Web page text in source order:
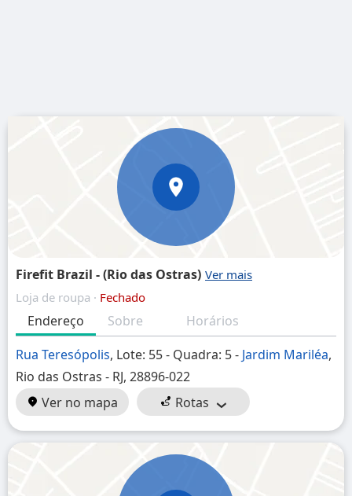
Firefit Brazil - (Rio das Ostras)
Loja de roupa · Fechado
Endereço Sobre
Horários
Rua Teresópolis, Lote: 55 - Quadra: 5 - Jardim Mariléa,
Rio das Ostras - RJ, 28896-022
Ver no mapa
Rotas